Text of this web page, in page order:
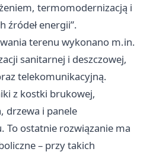
termomodernizacją i
źródeł energii”.
terenu wykonano m.in.
sanitarnej i deszczowej,
telekomunikacyjną.
z kostki brukowej,
drzewa i panele
To ostatnie rozwiązanie ma
– przy takich